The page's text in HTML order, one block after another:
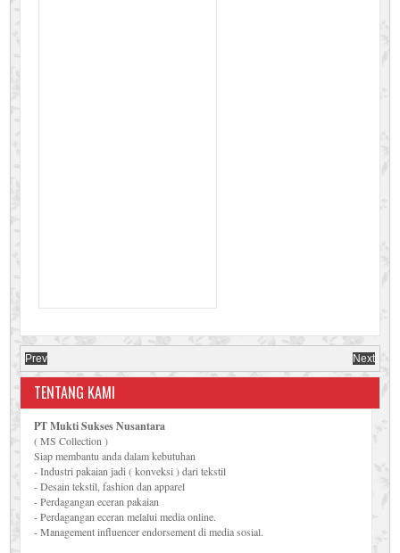
Prev Next
TENTANG KAMI
PT Mukti Sukses Nusantara
( MS Collection )
Siap membantu anda dalam kebutuhan
- Industri pakaian jadi ( konveksi ) dari tekstil
- Desain tekstil, fashion dan apparel
- Perdagangan eceran pakaian
- Perdagangan eceran melalui media online.
- Management influencer endorsement di media sosial.